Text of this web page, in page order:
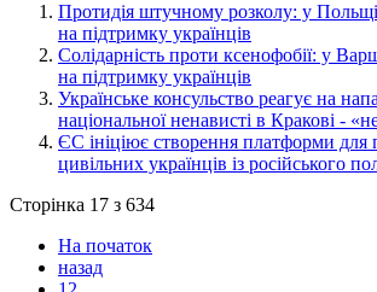
​Протидія штучному розколу: у
на підтримку українців
​Солідарність проти ксенофобії: у
на підтримку українців
​Українське консульство реагує на
національної ненависті в Кракові -
​ЄС ініціює створення платформи для
цивільних українців із російського
Сторінка 17 з 634
На початок
назад